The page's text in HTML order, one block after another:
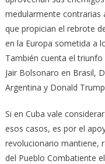
medularmente contrarias
que propician el rebrote
en la Europa sometida a
También cuenta el
Jair Bolsonaro en Brasil,
Argentina y Donald
Si en Cuba vale
esos casos, es por el
revolucionario mantiene,
del Pueblo Combatiente